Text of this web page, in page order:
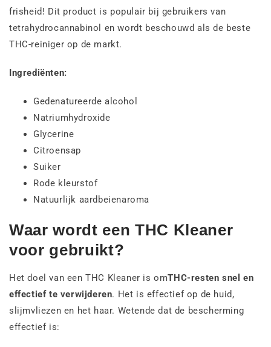
frisheid! Dit product is populair bij gebruikers van
tetrahydrocannabinol en wordt beschouwd als de beste
THC-reiniger op de markt.
Ingrediënten:
Gedenatureerde alcohol
Natriumhydroxide
Glycerine
Citroensap
Suiker
Rode kleurstof
Natuurlijk aardbeienaroma
Waar wordt een THC Kleaner
voor gebruikt?
Het doel van een THC Kleaner is omTHC-resten snel en
effectief te verwijderen. Het is effectief op de huid,
slijmvliezen en het haar. Wetende dat de bescherming
effectief is: